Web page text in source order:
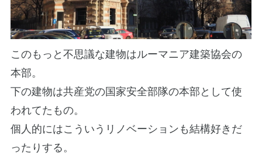
このもっと不思議な建物はルーマニア建築協会の
本部。
下の建物は共産党の国家安全部隊の本部として使
われてたもの。
個人的にはこういうリノベーションも結構好きだ
ったりする。